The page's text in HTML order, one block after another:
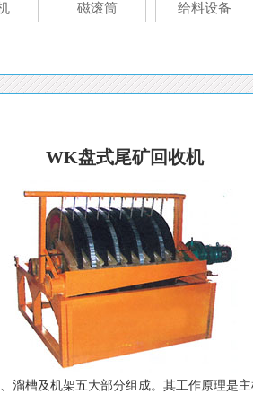
磁滚筒 给料设备
WK盘式尾矿回收机
溜槽及机架五大部分组成。其工作原理是